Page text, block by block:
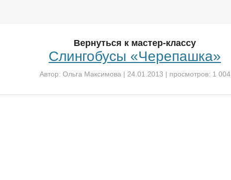
Вернуться к мастер-классу
Слингобусы «Черепашка»
Автор: Ольга Максимова | 24.01.2013 | просмотров: 1 004